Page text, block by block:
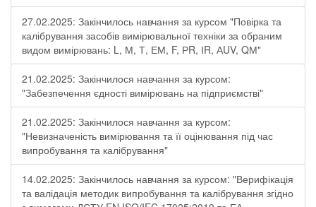
27.02.2025: Закінчилось навчання за курсом "Повірка та
калібрування засобів вимірювальної техніки за обраним
видом вимірювань: L, М, Т, ЕМ, F, РR, ІR, АUV, QМ"
21.02.2025: Закінчилося навчання за курсом:
"Забезпечення єдності вимірювань на підприємстві"
21.02.2025: Закінчилося навчання за курсом:
"Невизначеність вимірювання та її оцінювання під час
випробування та калібрування"
14.02.2025: Закінчилось навчання за курсом: "Верифікація
та валідація методик випробування та калібрування згідно